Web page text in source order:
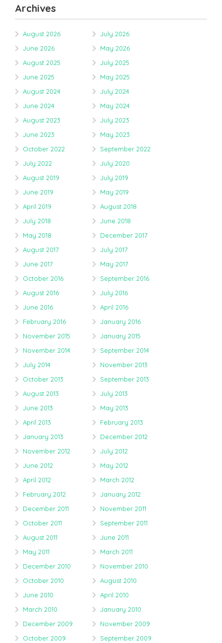
Archives
August 2026
July 2026
June 2026
May 2026
August 2025
July 2025
June 2025
May 2025
August 2024
July 2024
June 2024
May 2024
August 2023
July 2023
June 2023
May 2023
October 2022
September 2022
July 2022
July 2020
August 2019
July 2019
June 2019
May 2019
April 2019
August 2018
July 2018
June 2018
May 2018
December 2017
August 2017
July 2017
June 2017
May 2017
October 2016
September 2016
August 2016
July 2016
June 2016
April 2016
February 2016
January 2016
November 2015
January 2015
November 2014
September 2014
July 2014
November 2013
October 2013
September 2013
August 2013
July 2013
June 2013
May 2013
April 2013
February 2013
January 2013
December 2012
November 2012
July 2012
June 2012
May 2012
April 2012
March 2012
February 2012
January 2012
December 2011
November 2011
October 2011
September 2011
August 2011
June 2011
May 2011
March 2011
December 2010
November 2010
October 2010
August 2010
June 2010
April 2010
March 2010
January 2010
December 2009
November 2009
October 2009
September 2009